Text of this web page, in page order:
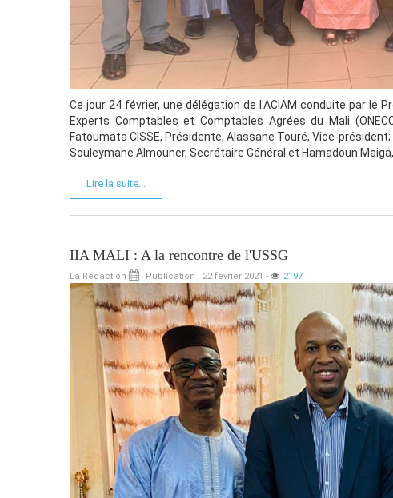
Ce jour 24 février, une délégation de l'ACIAM conduite par le
Experts Comptables et Comptables Agrées du Mali
Fatoumata CISSE, Présidente, Alassane Touré, Vice-président;
Souleymane Almouner, Secrétaire Général et Hamadoun
Lire la suite...
IIA MALI : A la rencontre de l'USSG
La Rédaction Publication : 22 février 2021 - 2197